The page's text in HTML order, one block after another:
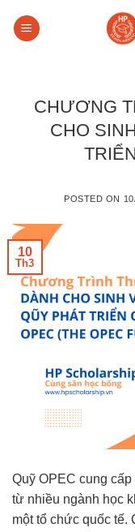
CHƯƠNG
CHO
POSTED ON
10
Th3
Quỹ OPEC cung
từ nhiều ngành học
một tổ chức quốc